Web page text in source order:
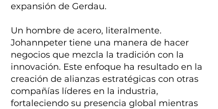
expansión de Gerdau.
Un hombre de acero, literalmente.
Johannpeter tiene una manera de hacer
negocios que mezcla la tradición con la
innovación. Este enfoque ha resultado en la
creación de alianzas estratégicas con otras
compañías líderes en la industria,
fortaleciendo su presencia global mientras